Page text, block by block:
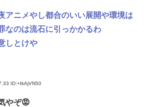
アニメやし都合のいい展開や環境は
なのは流石に引っかかるわ
しとけや
ID:+IkAjVN50
やぞ😡